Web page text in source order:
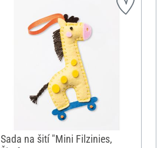
Sada na šití "Mini Filzinies,